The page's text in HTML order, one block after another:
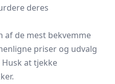
deres
af de mest bekvemme
priser og udvalg
at tjekke